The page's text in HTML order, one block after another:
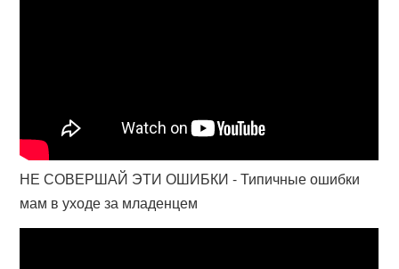
НЕ СОВЕРШАЙ ЭТИ ОШИБКИ - Типичные ошибки
мам в уходе за младенцем